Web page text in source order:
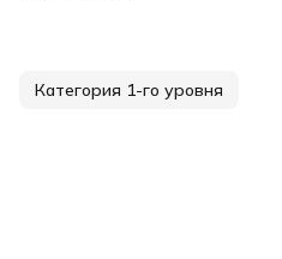
Категория 1-го уровня